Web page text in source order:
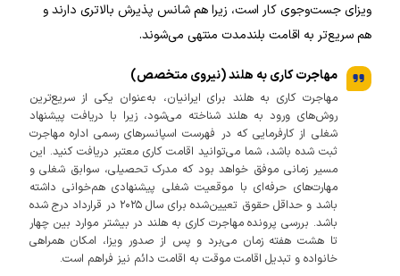
ویزای جست‌وجوی کار است، زیرا هم شانس پذیرش بالاتری دارند و
هم سریع‌تر به اقامت بلندمدت منتهی می‌شوند.
مهاجرت کاری به هلند (نیروی متخصص)
مهاجرت کاری به هلند برای ایرانیان، به‌عنوان یکی از سریع‌ترین
روش‌های ورود به هلند شناخته می‌شود، زیرا با دریافت پیشنهاد
شغلی از کارفرمایی که در فهرست اسپانسرهای رسمی اداره مهاجرت
ثبت شده باشد، شما می‌توانید اقامت کاری معتبر دریافت کنید. این
مسیر زمانی موفق خواهد بود که مدرک تحصیلی، سوابق شغلی و
مهارت‌های حرفه‌ای با موقعیت شغلی پیشنهادی هم‌خوانی داشته
باشد و حداقل حقوق تعیین‌شده برای سال ۲۰۲۵ در قرارداد درج شده
باشد. بررسی پرونده مهاجرت کاری به هلند در بیشتر موارد بین چهار
تا هشت هفته زمان می‌برد و پس از صدور ویزا، امکان همراهی
خانواده و تبدیل اقامت موقت به اقامت دائم نیز فراهم است.